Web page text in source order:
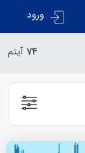
ورود
74 آیتم